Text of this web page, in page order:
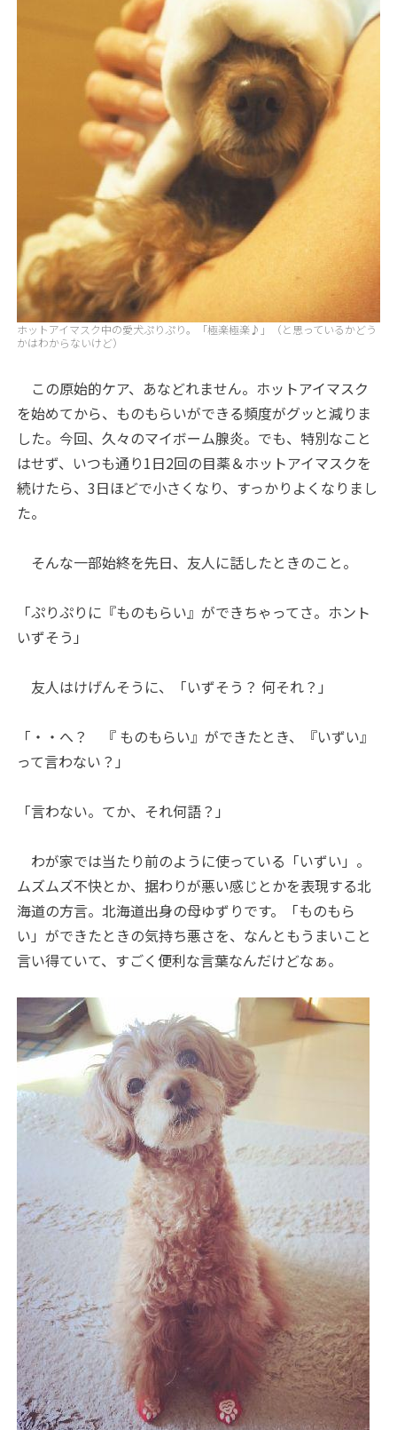
ホットアイマスク中の愛犬ぷりぷり。「極楽極楽♪」（と思っているかどう
かはわからないけど）
この原始的ケア、あなどれません。ホットアイマスク
を始めてから、ものもらいができる頻度がグッと減りま
した。今回、久々のマイボーム腺炎。でも、特別なこと
はせず、いつも通り1日2回の目薬＆ホットアイマスクを
続けたら、3日ほどで小さくなり、すっかりよくなりまし
た。
そんな一部始終を先日、友人に話したときのこと。
「ぷりぷりに『ものもらい』ができちゃってさ。ホント
いずそう」
友人はけげんそうに、「いずそう？ 何それ？」
「・・へ？ 『 ものもらい』ができたとき、『いずい』
って言わない？」
「言わない。てか、それ何語？」
わが家では当たり前のように使っている「いずい」。
ムズムズ不快とか、据わりが悪い感じとかを表現する北
海道の方言。北海道出身の母ゆずりです。「ものもら
い」ができたときの気持ち悪さを、なんともうまいこと
言い得ていて、すごく便利な言葉なんだけどなぁ。